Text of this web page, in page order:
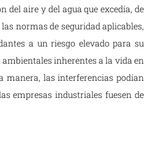
aire y del agua que excedía, de
normas de seguridad aplicables,
a un riesgo elevado para su
inherentes a la vida en
manera, las interferencias podían
empresas industriales fuesen de